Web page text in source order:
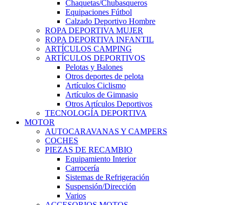
Chaquetas/Chubasqueros
Equipaciones Fútbol
Calzado Deportivo Hombre
ROPA DEPORTIVA MUJER
ROPA DEPORTIVA INFANTIL
ARTÍCULOS CAMPING
ARTÍCULOS DEPORTIVOS
Pelotas y Balones
Otros deportes de pelota
Artículos Ciclismo
Artículos de Gimnasio
Otros Artículos Deportivos
TECNOLOGÍA DEPORTIVA
MOTOR
AUTOCARAVANAS Y CAMPERS
COCHES
PIEZAS DE RECAMBIO
Equipamiento Interior
Carrocería
Sistemas de Refrigeración
Suspensión/Dirección
Varios